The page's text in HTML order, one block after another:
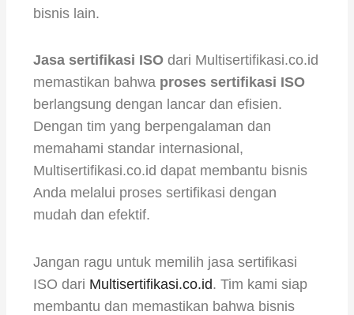
bisnis lain.
Jasa sertifikasi ISOdari Multisertifikasi.co.id
memastikan bahwa proses sertifikasi ISO
berlangsung dengan lancar dan efisien.
Dengan tim yang berpengalaman dan
memahami standar internasional,
Multisertifikasi.co.id dapat membantu bisnis
Anda melalui proses sertifikasi dengan
mudah dan efektif.
Jangan ragu untuk memilih jasa sertifikasi
ISO dari Multisertifikasi.co.id. Tim kami siap
membantu dan memastikan bahwa bisnis